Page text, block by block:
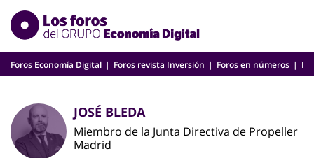
Skip
content
Foros Economía Digital Foros revista Inversión Foros en números
JOSÉ BLEDA
Miembro de la Junta Directiva de Propeller
Madrid